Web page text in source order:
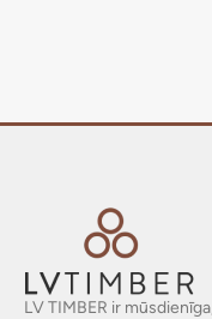
LV TIMBER ir